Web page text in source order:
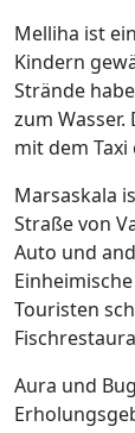
Melliha ist
Kindern
Strände
zum
mit dem
Marsaskala
Straße von
Auto und
Touristen
Aura und